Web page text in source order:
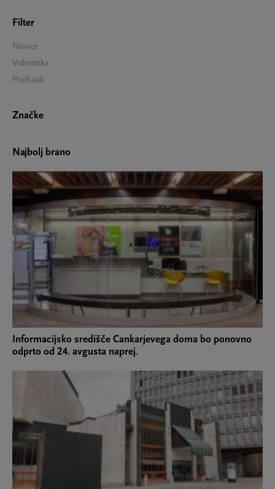
Filter
Novice
Videoteka
Podkasti
Značke
Najbolj brano
Informacijsko središče Cankarjevega doma bo ponovno
odprto od 24. avgusta naprej.